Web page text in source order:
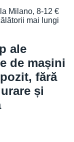
Milano, 8-12 €
mai lungi
ale
de mașini
fără
și